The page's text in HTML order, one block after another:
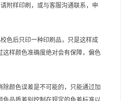
附样印刷，或与客服沟通联系，申
色后只印一种印刷品，只是这样成
这样颜色准确度绝对会有保障，偏色
颜色误差是不可能的，只能通过加